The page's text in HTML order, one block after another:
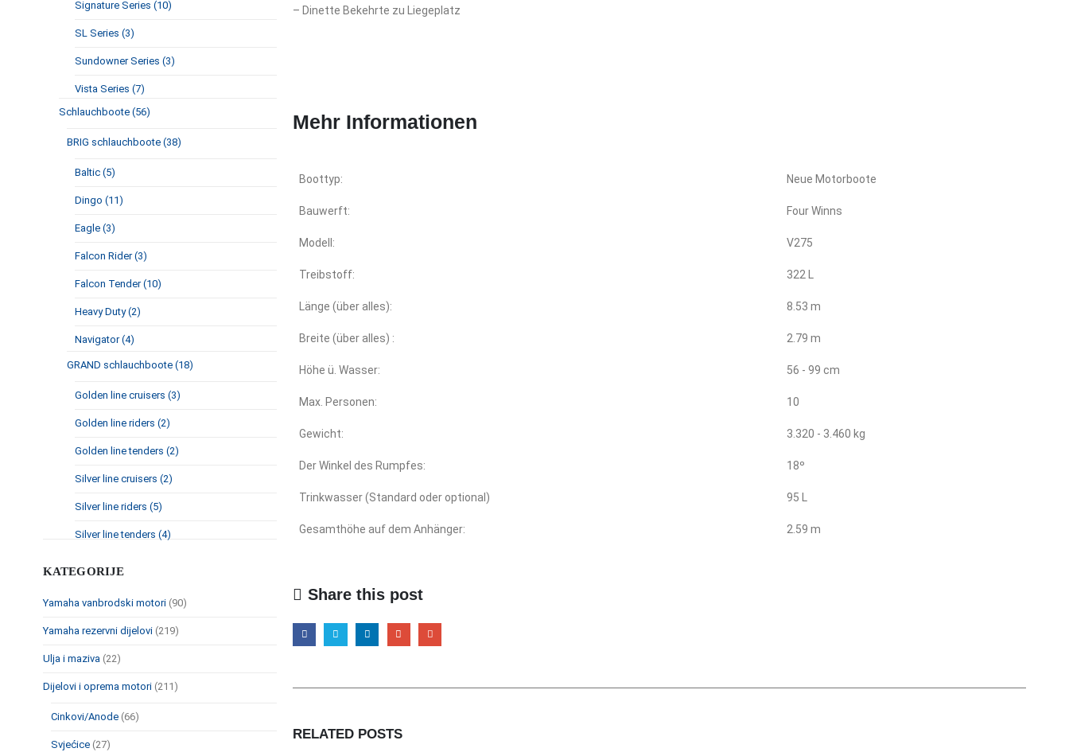
– Dinette Bekehrte zu Liegeplatz
Mehr Informationen
Boottyp: Neue Motorboote
Bauwerft: Four Winns
Modell: V275
Treibstoff: 322 L
Länge (über alles): 8.53 m
Breite (über alles) : 2.79 m
Höhe ü. Wasser: 56 - 99 cm
Max. Personen: 10
Gewicht: 3.320 - 3.460 kg
Der Winkel des Rumpfes: 18º
Trinkwasser (Standard oder optional) 95 L
Gesamthöhe auf dem Anhänger: 2.59 m
Share this post
RELATED POSTS
Signature Series (10)
SL Series (3)
Sundowner Series (3)
Vista Series (7)
Schlauchboote (56)
BRIG schlauchboote (38)
Baltic (5)
Dingo (11)
Eagle (3)
Falcon Rider (3)
Falcon Tender (10)
Heavy Duty (2)
Navigator (4)
GRAND schlauchboote (18)
Golden line cruisers (3)
Golden line riders (2)
Golden line tenders (2)
Silver line cruisers (2)
Silver line riders (5)
Silver line tenders (4)
KATEGORIJE
Yamaha vanbrodski motori (90)
Yamaha rezervni dijelovi (219)
Ulja i maziva (22)
Dijelovi i oprema motori (211)
Cinkovi/Anode (66)
Svjećice (27)